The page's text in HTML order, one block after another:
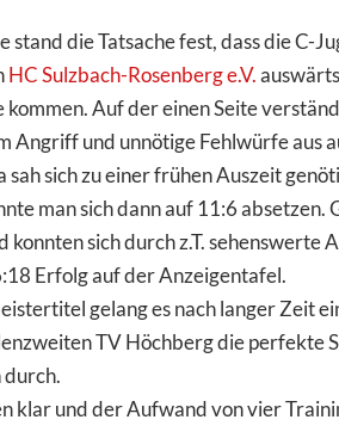
stand die Tatsache fest, dass die C-
HC Sulzbach-Rosenberg e.V.
kommen. Auf der einen Seite
Angriff und unnötige Fehlwürfe aus
sah sich zu einer frühen Auszeit
man sich dann auf 11:6
konnten sich durch z.T.
Erfolg auf der Anzeigentafel.
gelang es nach langer Zeit
TV Höchberg die perfekte
durch.
klar und der Aufwand von vier